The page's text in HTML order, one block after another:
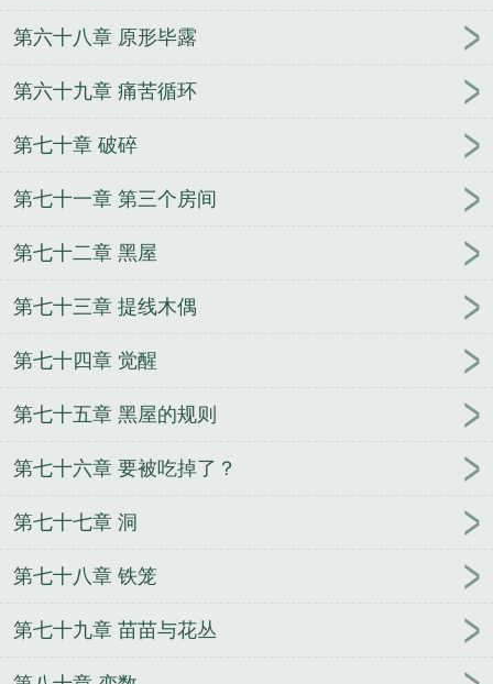
第六十八章 原形毕露
第六十九章 痛苦循环
第七十章 破碎
第七十一章 第三个房间
第七十二章 黑屋
第七十三章 提线木偶
第七十四章 觉醒
第七十五章 黑屋的规则
第七十六章 要被吃掉了？
第七十七章 洞
第七十八章 铁笼
第七十九章 苗苗与花丛